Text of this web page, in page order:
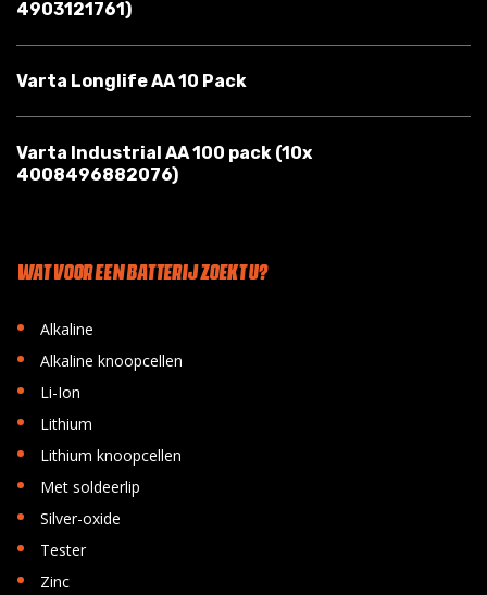
4903121761)
Varta Longlife AA 10 Pack
Varta Industrial AA 100 pack (10x
4008496882076)
WAT VOOR EEN BATTERIJ ZOEKT U?
• Alkaline
• Alkaline knoopcellen
• Li-Ion
• Lithium
• Lithium knoopcellen
• Met soldeerlip
• Silver-oxide
• Tester
• Zinc